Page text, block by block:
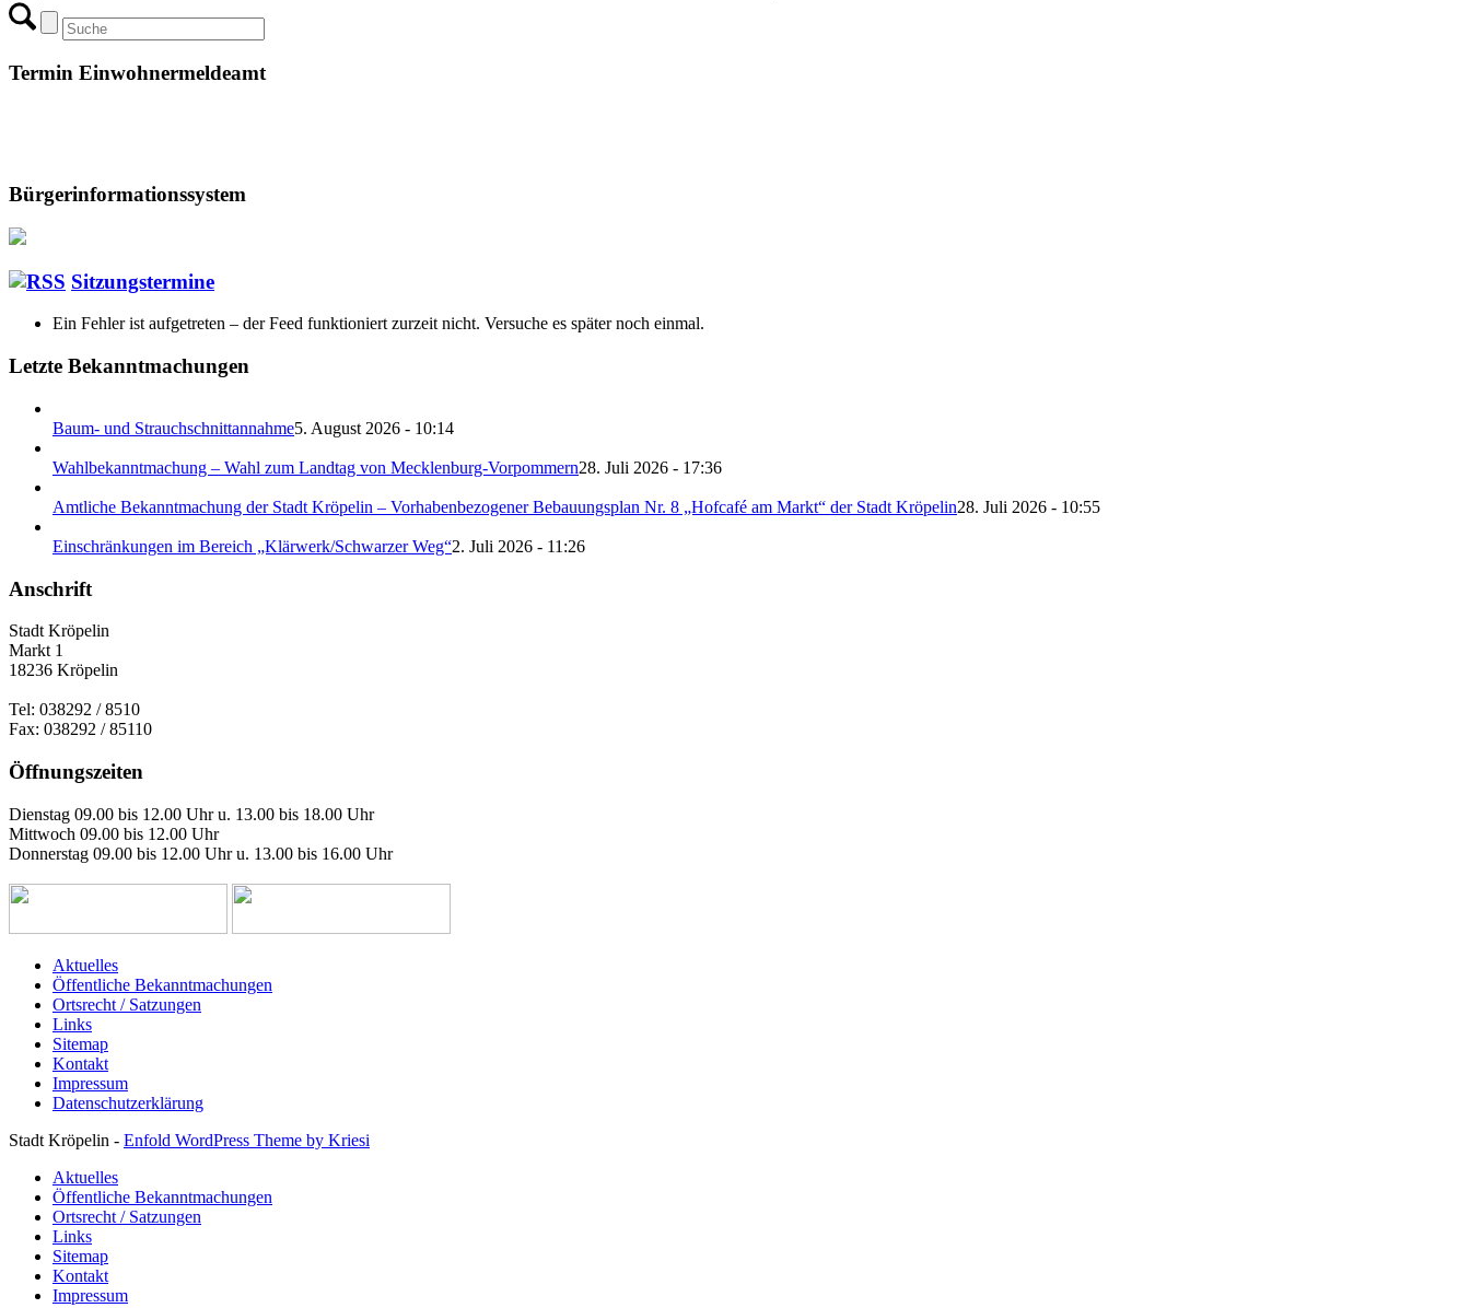
Termin Einwohnermeldeamt
Bürgerinformationssystem
Sitzungstermine
Ein Fehler ist aufgetreten – der Feed funktioniert zurzeit nicht. Versuche es später noch einmal.
Letzte Bekanntmachungen
Baum- und Strauchschnittannahme5. August 2026 - 10:14
Wahlbekanntmachung – Wahl zum Landtag von Mecklenburg-Vorpommern28. Juli 2026 - 17:36
Amtliche Bekanntmachung der Stadt Kröpelin – Vorhabenbezogener Bebauungsplan Nr. 8 „Hofcafé am Markt“ der Stadt Kröpelin28. Juli 2026 - 10:55
Einschränkungen im Bereich „Klärwerk/Schwarzer Weg“2. Juli 2026 - 11:26
Anschrift
Stadt Kröpelin
Markt 1
18236 Kröpelin
Tel: 038292 / 8510
Fax: 038292 / 85110
Öffnungszeiten
Dienstag 09.00 bis 12.00 Uhr u. 13.00 bis 18.00 Uhr
Mittwoch 09.00 bis 12.00 Uhr
Donnerstag 09.00 bis 12.00 Uhr u. 13.00 bis 16.00 Uhr
Aktuelles
Öffentliche Bekanntmachungen
Ortsrecht / Satzungen
Links
Sitemap
Kontakt
Impressum
Datenschutzerklärung
Stadt Kröpelin - Enfold WordPress Theme by Kriesi
Aktuelles
Öffentliche Bekanntmachungen
Ortsrecht / Satzungen
Links
Sitemap
Kontakt
Impressum